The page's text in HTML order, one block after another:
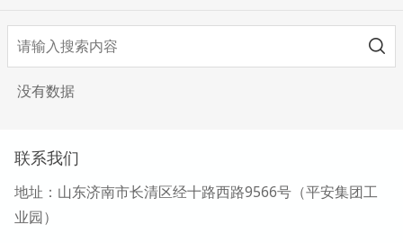
没有数据
联系我们
地址：山东济南市长清区经十路西路9566号（平安集团工
业园）